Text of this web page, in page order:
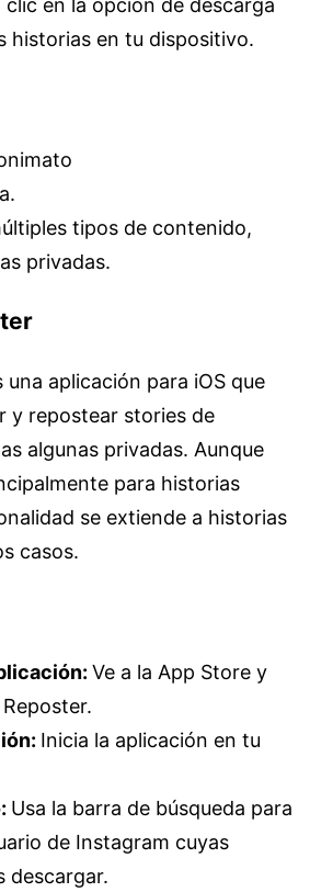
clic en la opción de descarga
historias en tu dispositivo.
tipos de contenido,
privadas.
aplicación para iOS que
y repostear stories de
algunas privadas. Aunque
para historias
se extiende a historias
casos.
Ve a la App Store y
Inicia la aplicación en tu
Usa la barra de búsqueda para
de Instagram cuyas
descargar.